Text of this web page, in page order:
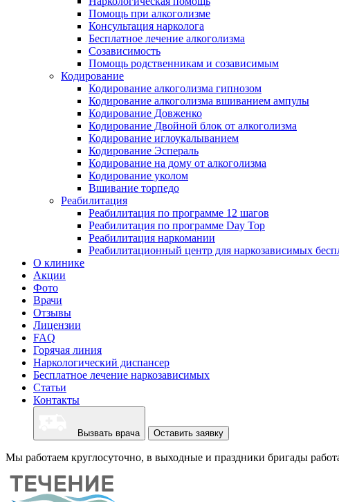
Помощь при алкоголизме
Консультация нарколога
Бесплатное лечение алкоголизма
Созависимость
Помощь родственникам и созависимым
Кодирование
Кодирование алкоголизма гипнозом
Кодирование алкоголизма вшиванием ампулы
Кодирование Довженко
Кодирование Двойной блок от алкоголизма
Кодирование иглоукалыванием
Кодирование Эспераль
Кодирование на дому от алкоголизма
Кодирование уколом
Вшивание торпедо
Реабилитация
Реабилитация по программе 12 шагов
Реабилитация по программе Day Top
Реабилитация наркомании
Реабилитационный центр для наркозависимых
О клинике
Акции
Фото
Врачи
Отзывы
Лицензии
FAQ
Горячая линия
Наркологический диспансер
Бесплатное лечение наркозависимых
Статьи
Контакты
Вызвать врача Оставить заявку
Мы работаем круглосуточно, в выходные и праздники бригады